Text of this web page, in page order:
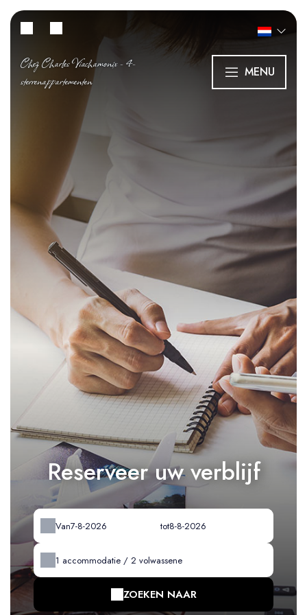
Chez Charles Viachamonix - 4-
sterrenappartementen
MENU
Reserveer uw verblijf
Van tot
1 accommodatie /2volwassene
ZOEKEN NAAR